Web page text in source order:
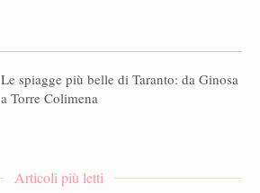
Le spiagge più belle di Taranto: da Ginosa
a Torre Colimena
Articoli più letti